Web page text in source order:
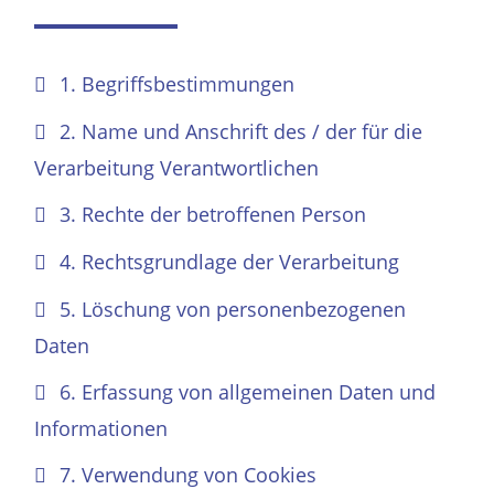
1. Begriffsbestimmungen
2. Name und Anschrift des / der für die
Verarbeitung Verantwortlichen
3. Rechte der betroffenen Person
4. Rechtsgrundlage der Verarbeitung
5. Löschung von personenbezogenen
Daten
6. Erfassung von allgemeinen Daten und
Informationen
7. Verwendung von Cookies